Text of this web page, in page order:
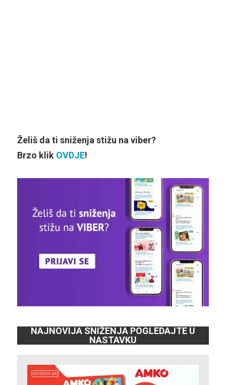
Želiš da ti sniženja stižu na viber?
Brzo klik OVDJE!
NAJNOVIJA SNIŽENJA POGLEDAJTE U
NASTAVKU